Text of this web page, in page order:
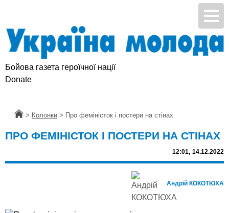
Бойова газета героїчної нації
Donate
Головна
> Колонки > Про феміністок і постери на стінах
ПРО ФЕМІНІСТОК І ПОСТЕРИ НА СТІНАХ
12:01, 14.12.2022
Андрій КОКОТЮХА